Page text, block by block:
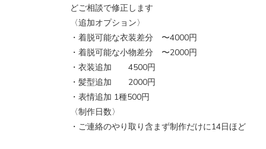
どご相談で修正します
〈追加オプション〉
・着脱可能な衣装差分 〜4000円
・着脱可能な小物差分 〜2000円
・衣装追加 4500円
・髪型追加 2000円
・表情追加 1種500円
〈制作日数〉
・ご連絡のやり取り含まず制作だけに14日ほど